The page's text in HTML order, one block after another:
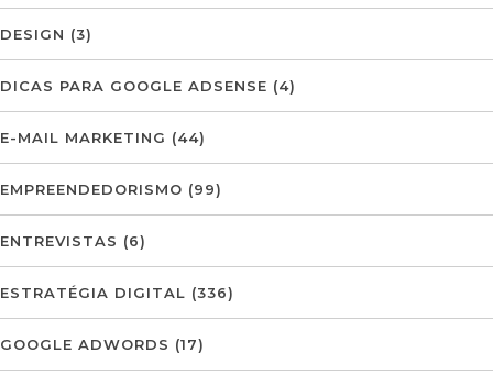
DESIGN (3)
DICAS PARA GOOGLE ADSENSE (4)
E-MAIL MARKETING (44)
EMPREENDEDORISMO (99)
ENTREVISTAS (6)
ESTRATÉGIA DIGITAL (336)
GOOGLE ADWORDS (17)